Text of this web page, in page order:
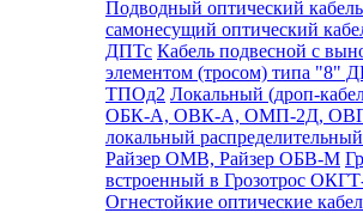
Подводный оптический кабель
самонесущий оптический
ДПТс Кабель подвесной с
элементом (тросом) типа
ТПОд2 Локальный (дроп-
ОБК-А, ОВК-А, ОМП-2Д,
локальный
Райзер ОМВ, Райзер ОБВ-М
встроенный в Грозотрос
Огнестойкие оптические